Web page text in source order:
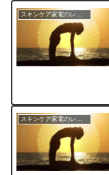
スキンケア家電のレビュー